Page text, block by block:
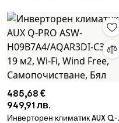
самопочистване, Wi-Fi, R-32,
Черен
485,68 €
949,91 лв.
Инверторен климатик AUX Q-